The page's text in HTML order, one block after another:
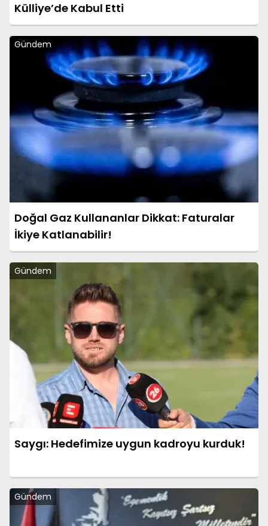
Külliye’de Kabul Etti
Gündem
Doğal Gaz Kullananlar Dikkat: Faturalar
İkiye Katlanabilir!
Gündem
Saygı: Hedefimize uygun kadroyu kurduk!
Gündem